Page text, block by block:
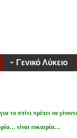
Γενικό Λύκειο
το σπίτι πρέπει να
είναι ευκαιρία…